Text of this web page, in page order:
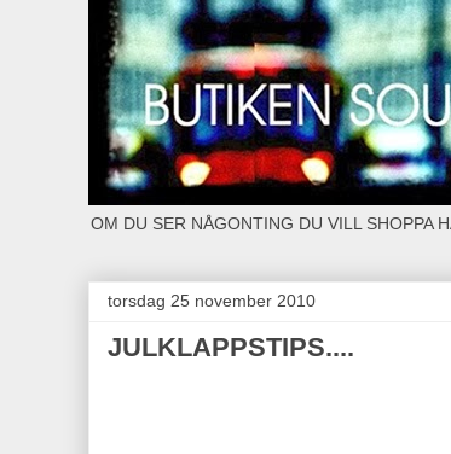
OM DU SER NÅGONTING DU VILL SHOPPA
torsdag 25 november 2010
JULKLAPPSTIPS....